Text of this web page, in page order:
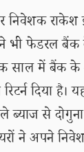
निवेशक
भी फेडरल बैंक
साल में बैंक
दिया है।
ब्याज से
ने अपने